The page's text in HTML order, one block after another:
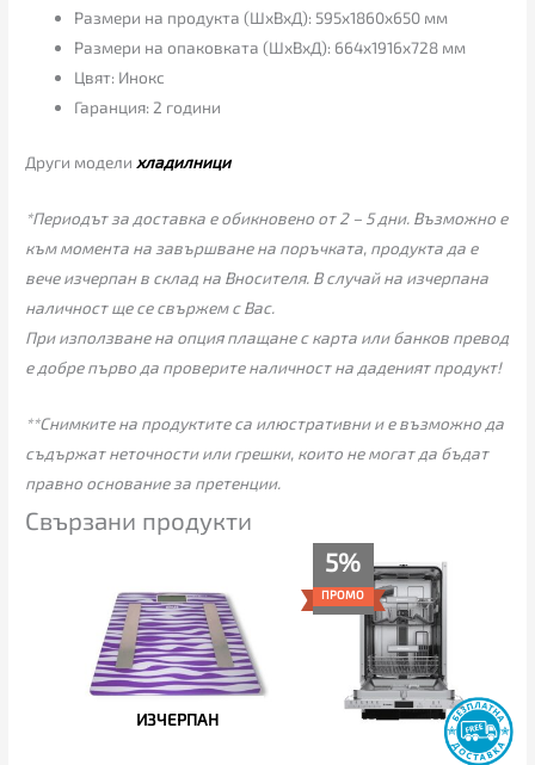
Размери на продукта (ШхВхД): 595x1860x650 мм
Размери на опаковката (ШхВхД): 664x1916x728 мм
Цвят: Инокс
Гаранция: 2 години
Други модели хладилници
*Периодът за доставка е обикновено от 2 – 5 дни. Възможно е
към момента на завършване на поръчката, продукта да е
вече изчерпан в склад на Вносителя. В случай на изчерпана
наличност ще се свържем с Вас.
При използване на опция плащане с карта или банков превод
е добре първо да проверите наличност на даденият продукт!
**Снимките на продуктите са илюстративни и е възможно да
съдържат неточности или грешки, които не могат да бъдат
правно основание за претенции.
Свързани продукти
ИЗЧЕРПАН
5%
ПРОМО
price
365.00€
(713.88
лв.).
цена
е:
346.00€
(676.72
лв.).